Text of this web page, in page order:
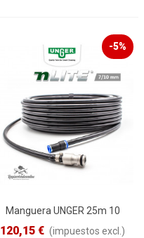
-5%
Manguera UNGER 25m 10
mm Alto Rendimiento
120,15 € (impuestos excl.)